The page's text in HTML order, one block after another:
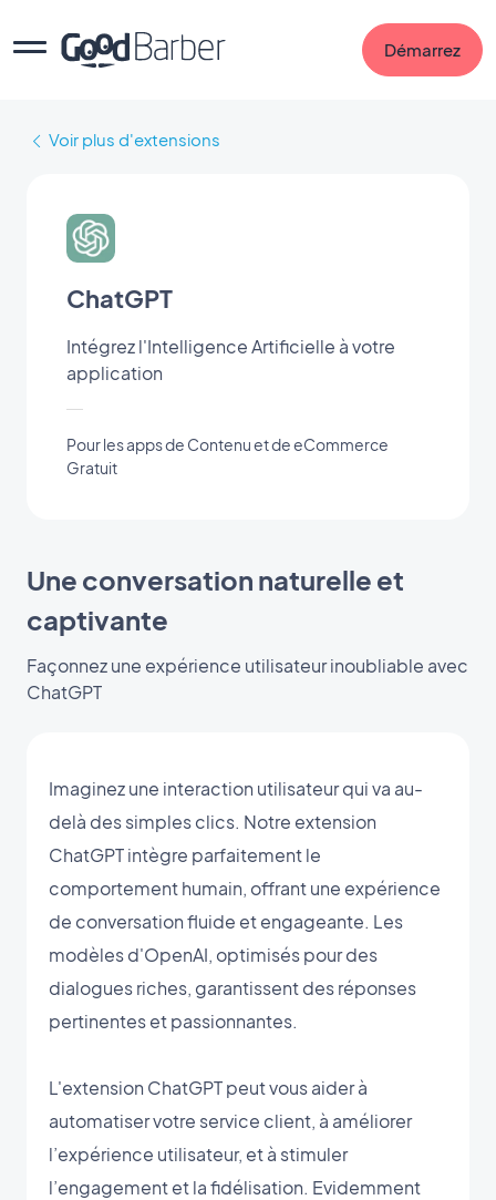
Démarrez
Voir plus d'extensions
ChatGPT
Intégrez l'Intelligence Artificielle à votre
application
Pour les apps de Contenu et de eCommerce
Gratuit
Une conversation naturelle et
captivante
Façonnez une expérience utilisateur inoubliable avec
ChatGPT
Imaginez une interaction utilisateur qui va au-
delà des simples clics. Notre extension
ChatGPT intègre parfaitement le
comportement humain, offrant une expérience
de conversation fluide et engageante. Les
modèles d'OpenAI, optimisés pour des
dialogues riches, garantissent des réponses
pertinentes et passionnantes.
L'extension ChatGPT peut vous aider à
automatiser votre service client, à améliorer
l’expérience utilisateur, et à stimuler
l’engagement et la fidélisation. Evidemment